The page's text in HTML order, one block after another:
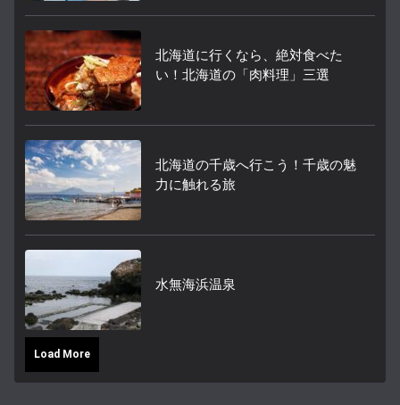
北海道に行くなら、絶対食べた
い！北海道の「肉料理」三選
北海道の千歳へ行こう！千歳の魅
力に触れる旅
水無海浜温泉
Load More